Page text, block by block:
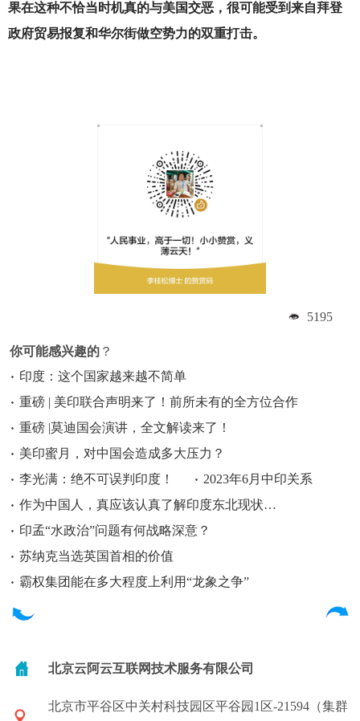
果在这种不恰当时机真的与美国交恶，很可能受到来自拜登
政府贸易报复和华尔街做空势力的双重打击。
5195
你可能感兴趣的 ？
印度：这个国家越来越不简单
重磅 | 美印联合声明来了！前所未有的全方位合作
重磅 |莫迪国会演讲，全文解读来了！
美印蜜月，对中国会造成多大压力？
李光满：绝不可误判印度！
2023年6月中印关系
作为中国人，真应该认真了解印度东北现状…
印孟“水政治”问题有何战略深意？
苏纳克当选英国首相的价值
霸权集团能在多大程度上利用“龙象之争”
北京云阿云互联网技术服务有限公司
北京市平谷区中关村科技园区平谷园1区-21594（集群